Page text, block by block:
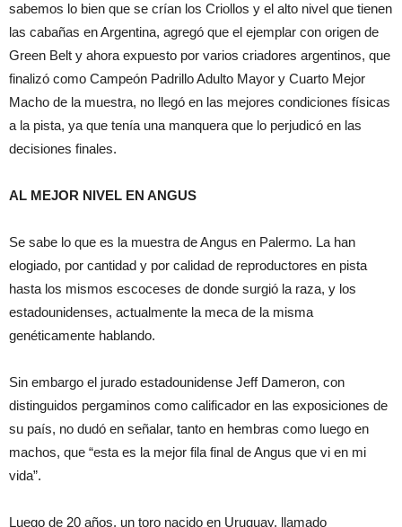
sabemos lo bien que se crían los Criollos y el alto nivel que tienen
las cabañas en Argentina, agregó que el ejemplar con origen de
Green Belt y ahora expuesto por varios criadores argentinos, que
finalizó como Campeón Padrillo Adulto Mayor y Cuarto Mejor
Macho de la muestra, no llegó en las mejores condiciones físicas
a la pista, ya que tenía una manquera que lo perjudicó en las
decisiones finales.
AL MEJOR NIVEL EN ANGUS
Se sabe lo que es la muestra de Angus en Palermo. La han
elogiado, por cantidad y por calidad de reproductores en pista
hasta los mismos escoceses de donde surgió la raza, y los
estadounidenses, actualmente la meca de la misma
genéticamente hablando.
Sin embargo el jurado estadounidense Jeff Dameron, con
distinguidos pergaminos como calificador en las exposiciones de
su país, no dudó en señalar, tanto en hembras como luego en
machos, que “esta es la mejor fila final de Angus que vi en mi
vida”.
Luego de 20 años, un toro nacido en Uruguay, llamado